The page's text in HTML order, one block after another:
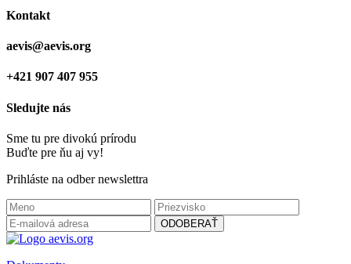
Kontakt
aevis@aevis.org
+421 907 407 955
Sledujte nás
Sme tu pre divokú prírodu
Buďte pre ňu aj vy!
Prihláste na odber newslettra